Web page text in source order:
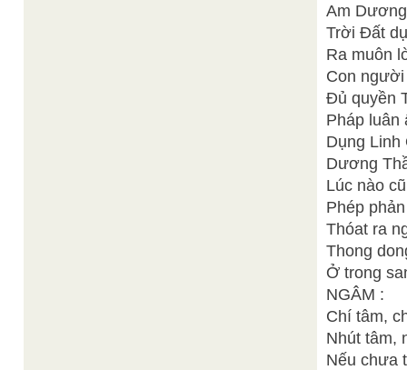
Am
Trời Đất
Ra muôn
Con
Đủ quyền
Pháp luân
Dụng
Dương
Lúc nào
Phép
Thóat ra
Thong
Ở trong
NGÂM :
Chí tâm,
Nhút tâm,
Nếu chưa